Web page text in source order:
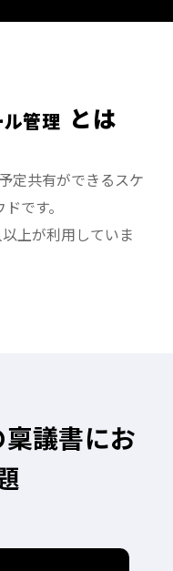
管理 とは
定共有ができるスケ
です。
上が利用していま
議書にお